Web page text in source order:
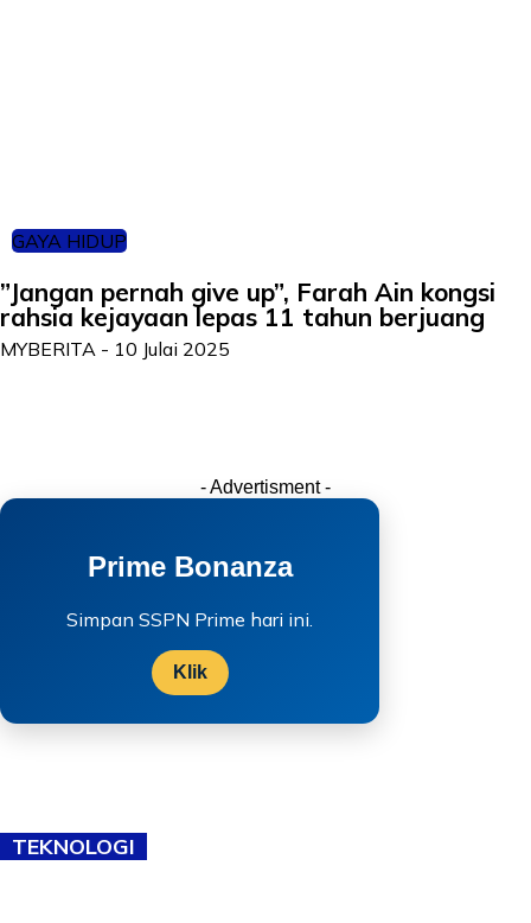
GAYA HIDUP
”Jangan pernah give up”, Farah Ain kongsi
rahsia kejayaan lepas 11 tahun berjuang
MYBERITA - 10 Julai 2025
- Advertisment -
Prime Bonanza
Simpan SSPN Prime hari ini.
Klik
TEKNOLOGI